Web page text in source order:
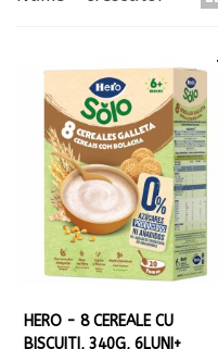
HERO - 8 CEREALE CU
BISCUITI, 340G, 6LUNI+